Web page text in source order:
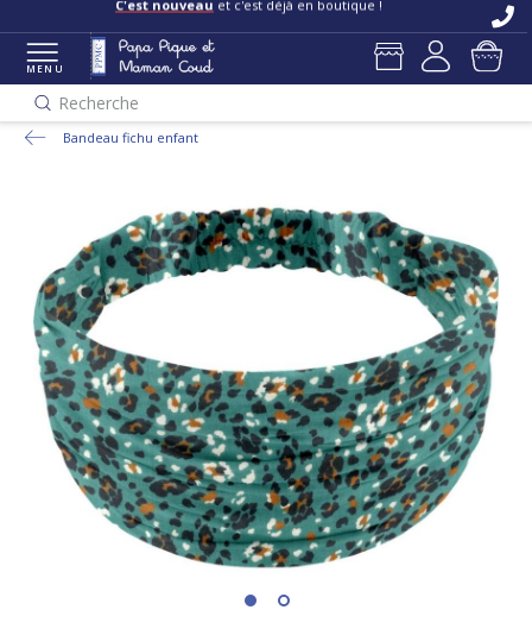
C'est nouveau et c'est déjà en boutique !
MENU
Recherche
Bandeau fichu enfant